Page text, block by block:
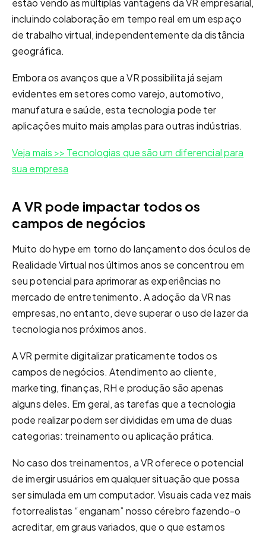
estão vendo as múltiplas vantagens da VR empresarial,
incluindo colaboração em tempo real em um espaço
de trabalho virtual, independentemente da distância
geográfica.
Embora os avanços que a VR possibilita já sejam
evidentes em setores como varejo, automotivo,
manufatura e saúde, esta tecnologia pode ter
aplicações muito mais amplas para outras indústrias.
Veja mais >> Tecnologias que são um diferencial para
sua empresa
A VR pode impactar todos os
campos de negócios
Muito do hype em torno do lançamento dos óculos de
Realidade Virtual nos últimos anos se concentrou em
seu potencial para aprimorar as experiências no
mercado de entretenimento. A adoção da VR nas
empresas, no entanto, deve superar o uso de lazer da
tecnologia nos próximos anos.
A VR permite digitalizar praticamente todos os
campos de negócios. Atendimento ao cliente,
marketing, finanças, RH e produção são apenas
alguns deles. Em geral, as tarefas que a tecnologia
pode realizar podem ser divididas em uma de duas
categorias: treinamento ou aplicação prática.
No caso dos treinamentos, a VR oferece o potencial
de imergir usuários em qualquer situação que possa
ser simulada em um computador. Visuais cada vez mais
fotorrealistas “enganam” nosso cérebro fazendo-o
acreditar, em graus variados, que o que estamos